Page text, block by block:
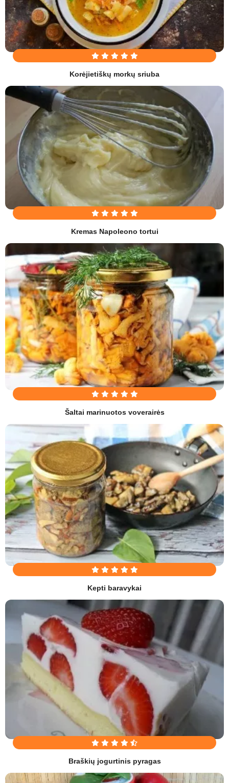
Korėjietiškų morkų sriuba
Kremas Napoleono tortui
Šaltai marinuotos voverairės
Kepti baravykai
Braškių jogurtinis pyragas